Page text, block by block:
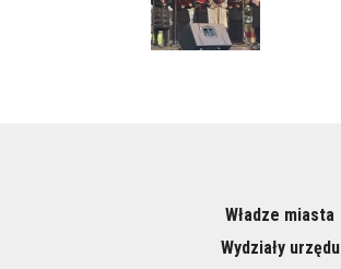
Władze miasta
Wydziały urzędu